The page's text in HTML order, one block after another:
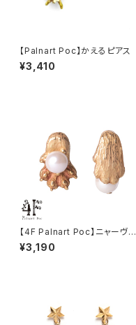
【Palnart Poc】かえるピアス
¥3,410
【4F Palnart Poc】ニャーヴェ
ストピアス ネコ
¥3,190